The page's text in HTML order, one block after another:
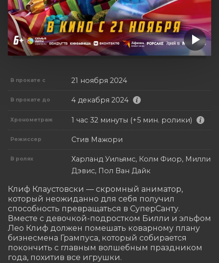
В прокате с 21 ноября 2024
В прокате до 4 декабря 2024
Хронометраж 1 час 32 минуты (+5 мин. ролики)
Режиссер Стив Мажори
В ролях
Харланд Уильямс, Колм Фиор, Милли
Дэвис, Пол Ван Дайк
Клиф Клаустовски — скромный аниматор,
который неожиданно для себя получил
способность превращаться в СуперСанту.
Вместе с девочкой-подростком Билли и эльфом
Лео Клиф должен помешать коварному плану
бизнесмена Грампуса, который собирается
покончить с главным волшебным праздником
года, похитив все игрушки.